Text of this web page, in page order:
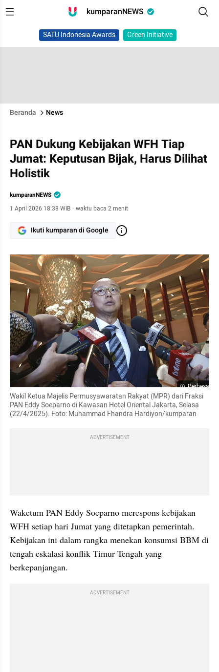
kumparanNEWS
SATU Indonesia Awards Green Initiative
Beranda News
PAN Dukung Kebijakan WFH Tiap
Jumat: Keputusan Bijak, Harus Dilihat
Holistik
kumparanNEWS
1 April 2026 18:38 WIB · waktu baca 2 menit
Ikuti kumparan di Google
Perbesar
Wakil Ketua Majelis Permusyawaratan Rakyat (MPR) dari Fraksi
PAN Eddy Soeparno di Kawasan Hotel Oriental Jakarta, Selasa
(22/4/2025). Foto: Muhammad Fhandra Hardiyon/kumparan
ADVERTISEMENT
Waketum PAN Eddy Soeparno merespons kebijakan
WFH setiap hari Jumat yang ditetapkan pemerintah.
Kebijakan ini dalam rangka menekan konsumsi BBM di
tengah eskalasi konflik Timur Tengah yang
berkepanjangan.
ADVERTISEMENT